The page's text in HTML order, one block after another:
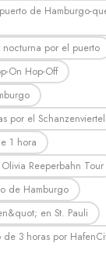
de Hamburgo-
por el puerto
On Hop-Off
por el Schanzenviertel
1 hora
Reeperbahn Tour
de Hamburgo
en St. Pauli
3 horas por